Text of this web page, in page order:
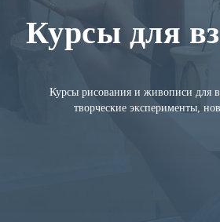
Курсы для
Курсы рисования и живописи для
творческие эксперименты,